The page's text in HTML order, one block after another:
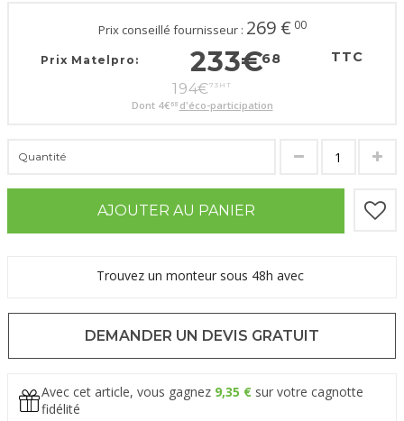
Prix conseillé fournisseur : 269 € 00
Prix Matelpro: 233€68 TTC
194€73 HT
Dont 4€68 d'éco-participation
Quantité
AJOUTER AU PANIER
Trouvez un monteur sous 48h avec
DEMANDER UN DEVIS GRATUIT
Avec cet article, vous gagnez 9,35 € sur votre cagnotte
fidélité